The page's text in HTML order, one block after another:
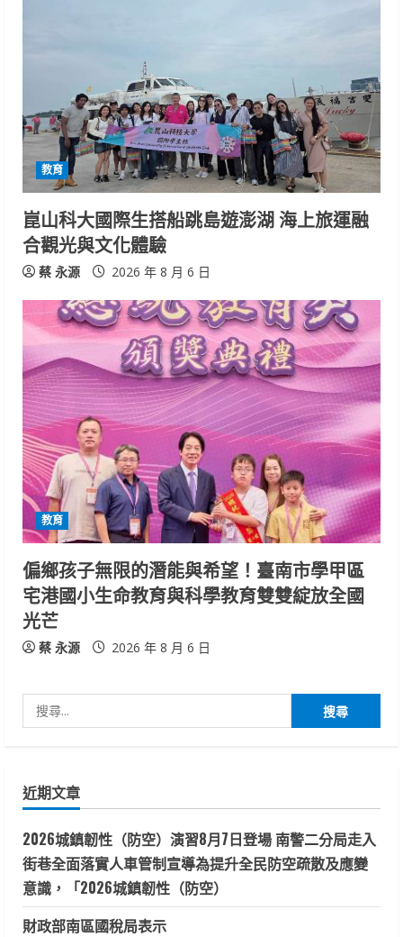
教育
崑山科大國際生搭船跳島遊澎湖 海上旅運融
合觀光與文化體驗
蔡 永源 2026 年 8 月 6 日
教育
偏鄉孩子無限的潛能與希望！臺南市學甲區
宅港國小生命教育與科學教育雙雙綻放全國
光芒
蔡 永源 2026 年 8 月 6 日
尋
字:
近期文章
2026城鎮韌性（防空）演習8月7日登場 南警二分局走入
街巷全面落實人車管制宣導為提升全民防空疏散及應變
意識，「2026城鎮韌性（防空）
財政部南區國稅局表示